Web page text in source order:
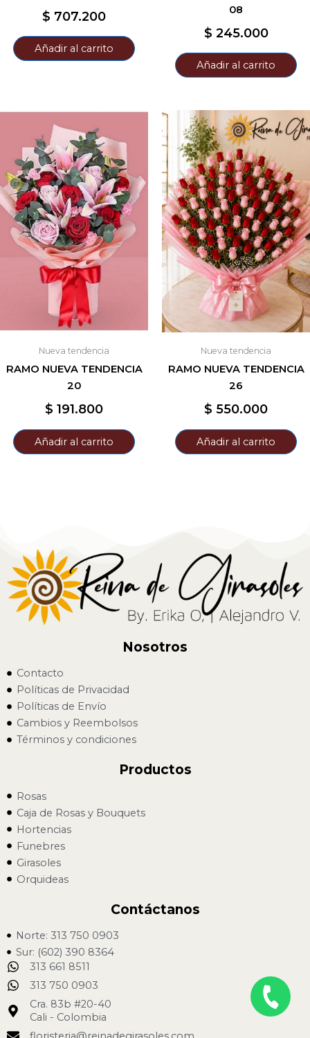
$ 707.200
Añadir al carrito
08
$ 245.000
Añadir al carrito
Nueva tendencia
RAMO NUEVA TENDENCIA
20
$ 191.800
Añadir al carrito
Nueva tendencia
RAMO NUEVA TENDENCIA
26
$ 550.000
Añadir al carrito
Nosotros
Contacto
Políticas de Privacidad
Políticas de Envío
Cambios y Reembolsos
Términos y condiciones
Productos
Rosas
Caja de Rosas y Bouquets
Hortencias
Funebres
Girasoles
Orquideas
Contáctanos
Norte: 313 750 0903
Sur: (602) 390 8364
313 661 8511
313 750 0903
Cra. 83b #20-40
Cali - Colombia